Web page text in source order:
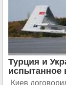
Турция и
испытанное
Киев